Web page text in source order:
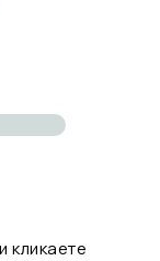
кликаете